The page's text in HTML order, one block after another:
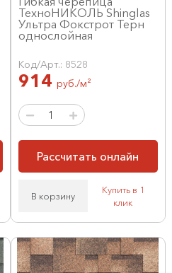
ТехноНИКОЛЬ Shinglas
Ультра Фокстрот Терн
однослойная
Код/Арт.: 8528
914 руб./м²
Рассчитать онлайн
В корзину
Купить в 1
клик